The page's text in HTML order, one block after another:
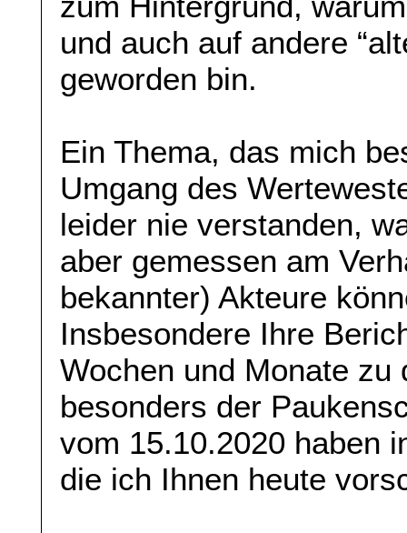
und auch auf andere
geworden bin.
Ein Thema, das mich
Umgang des
leider nie verstanden,
aber gemessen am
bekannter) Akteure
Insbesondere Ihre
Wochen und Monate zu
besonders der
vom 15.10.2020 haben
die ich Ihnen heute